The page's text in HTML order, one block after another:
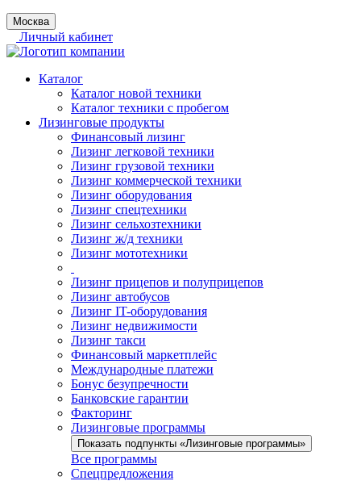
Москва
Личный кабинет
Каталог
Каталог новой техники
Каталог техники с пробегом
Лизинговые продукты
Финансовый лизинг
Лизинг легковой техники
Лизинг грузовой техники
Лизинг коммерческой техники
Лизинг оборудования
Лизинг спецтехники
Лизинг сельхозтехники
Лизинг ж/д техники
Лизинг мототехники
Лизинг прицепов и полуприцепов
Лизинг автобусов
Лизинг IT-оборудования
Лизинг недвижимости
Лизинг такси
Финансовый маркетплейс
Международные платежи
Бонус безупречности
Банковские гарантии
Факторинг
Лизинговые программы
Показать подпункты «Лизинговые программы»
Все программы
Спецпредложения